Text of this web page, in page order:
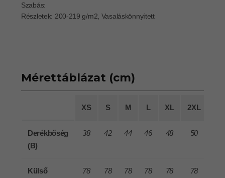
Szabás:
Részletek: 200-219 g/m2, Vasaláskönnyített
Mérettáblázat (cm)
XS S M L XL 2XL
Derékbőség
(B)
38 42 44 46 48 50
Külső
78 78 78 78 78 78